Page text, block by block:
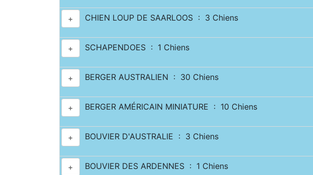
+ CHIEN LOUP DE SAARLOOS : 3 Chiens
+ SCHAPENDOES : 1 Chiens
+ BERGER AUSTRALIEN : 30 Chiens
+ BERGER AMÉRICAIN MINIATURE : 10 Chiens
+ BOUVIER D'AUSTRALIE : 3 Chiens
+ BOUVIER DES ARDENNES : 1 Chiens